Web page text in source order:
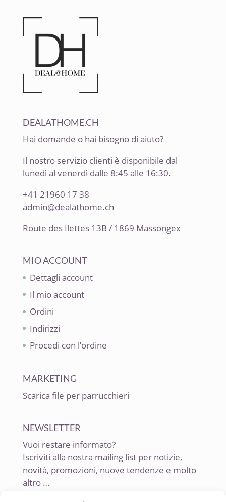
DEALATHOME.CH
Hai domande o hai bisogno di aiuto?
Il nostro servizio clienti è disponibile dal
lunedì al venerdì dalle 8:45 alle 16:30.
+41 21960 17 38
admin@dealathome.ch
Route des Ilettes 13B / 1869 Massongex
MIO ACCOUNT
Dettagli account
Il mio account
Ordini
Indirizzi
Procedi con l’ordine
MARKETING
Scarica file per parrucchieri
NEWSLETTER
Vuoi restare informato?
Iscriviti alla nostra mailing list per notizie,
novità, promozioni, nuove tendenze e molto
altro …